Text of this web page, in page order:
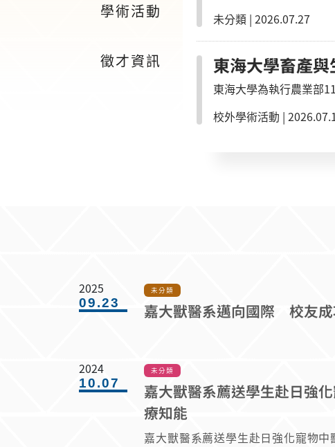
學術活動
徵才資訊
未分類 | 2026.07.27
東海大學為執行農業部
責任繁殖觀念，提升犬貓品種
校外學術活動 |
2025
09.23
未分類
嘉大獸醫系邁向國際 校友
2024
10.07
未分類
嘉大獸醫系薦送學生赴日強
療知能
嘉大獸醫系薦送學生赴日強化寵物